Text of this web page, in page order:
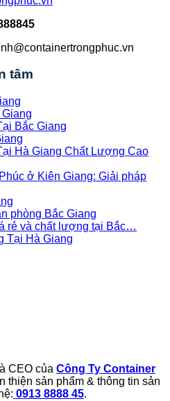
tâm
Bắc Giang
Hà Giang Chất Lượng Cao
ở Kiên Giang: Giải pháp
phòng Bắc Giang
rẻ và chất lượng tại Bắc…
Tại Hà Giang
là CEO của Công Ty Container
thiện sản phẩm & thông tin sản
0913 8888 45.